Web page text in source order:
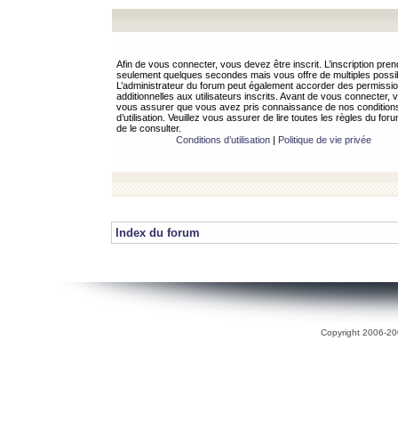
Afin de vous connecter, vous devez être inscrit. L’inscription
seulement quelques secondes mais vous offre de multiples
L’administrateur du forum peut également accorder des
additionnelles aux utilisateurs inscrits. Avant de vous connecter,
vous assurer que vous avez pris connaissance de nos
d’utilisation. Veuillez vous assurer de lire toutes les règles du
de le consulter.
Conditions d’utilisation| Politique de vie privée
Index du forum
Copyright 2006-